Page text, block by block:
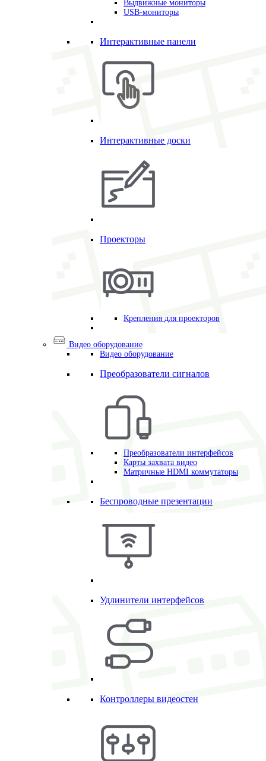
Выдвижные мониторы
USB-мониторы
Интерактивные панели
Интерактивные доски
Проекторы
Крепления для проекторов
Видео оборудование
Видео оборудование
Преобразователи сигналов
Преобразователи интерфейсов
Карты захвата видео
Матричные HDMI коммутаторы
Беспроводные презентации
Удлинители интерфейсов
Контроллеры видеостен